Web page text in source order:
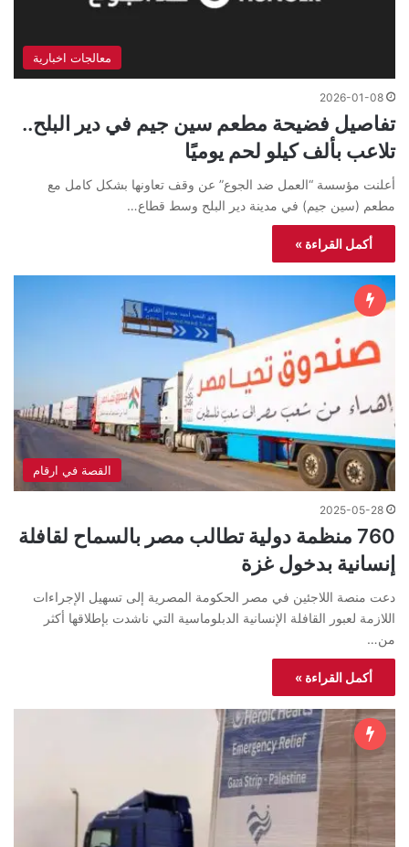
معالجات اخبارية
2026-01-08
تفاصيل فضيحة مطعم سين جيم في دير البلح..
تلاعب بألف كيلو لحم يوميًا
أعلنت مؤسسة “العمل ضد الجوع” عن وقف تعاونها بشكل كامل مع
مطعم (سين جيم) في مدينة دير البلح وسط قطاع…
أكمل القراءة »
القصة في ارقام
2025-05-28
760 منظمة دولية تطالب مصر بالسماح لقافلة
إنسانية بدخول غزة
دعت منصة اللاجئين في مصر الحكومة المصرية إلى تسهيل الإجراءات
اللازمة لعبور القافلة الإنسانية الدبلوماسية التي ناشدت بإطلاقها أكثر
من…
أكمل القراءة »